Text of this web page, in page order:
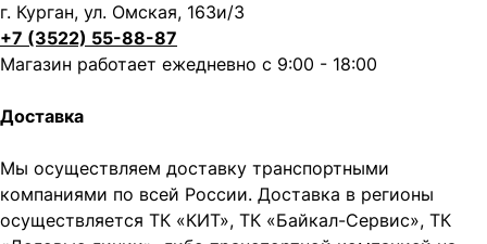
г. Курган, ул. Омская, 163и/3
+7 (3522) 55-88-87
Магазин работает ежедневно с 9:00 - 18:00
Доставка
Мы осуществляем доставку транспортными
компаниями по всей России. Доставка в регионы
осуществляется ТК «КИТ», ТК «Байкал-Сервис», ТК
ИНН 450164920881
ОГРНИП 325450000003279
2026, МотоТехника45 Создание сайта